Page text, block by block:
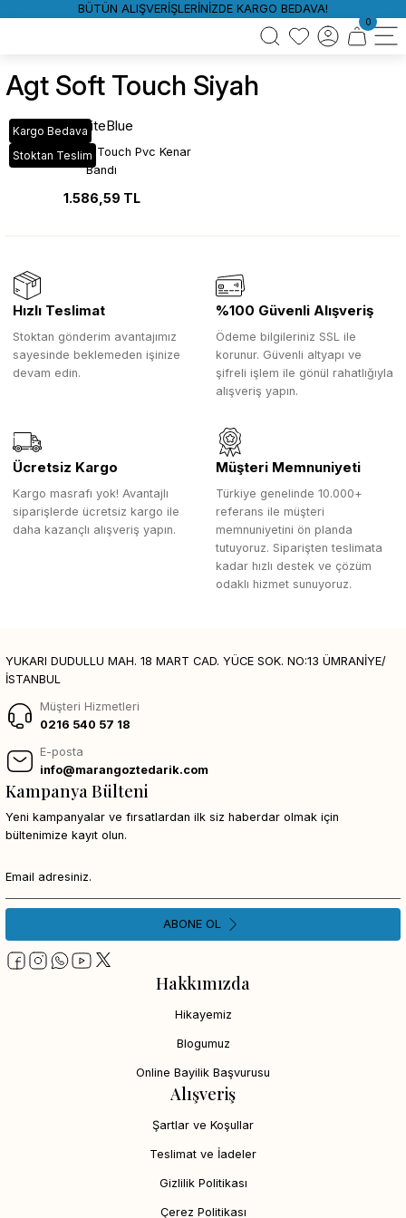
BÜTÜN ALIŞVERİŞLERİNİZDE KARGO BEDAVA!
0
Agt Soft Touch Siyah
Kargo Bedava
Stoktan Teslim
WhiteBlue
723 Siyah Soft Touch Pvc Kenar
Bandı
1.586,59 TL
Hızlı Teslimat
Stoktan gönderim avantajımız
sayesinde beklemeden işinize
devam edin.
%100 Güvenli Alışveriş
Ödeme bilgileriniz SSL ile
korunur. Güvenli altyapı ve
şifreli işlem ile gönül rahatlığıyla
alışveriş yapın.
Ücretsiz Kargo
Kargo masrafı yok! Avantajlı
siparişlerde ücretsiz kargo ile
daha kazançlı alışveriş yapın.
Müşteri Memnuniyeti
Türkiye genelinde 10.000+
referans ile müşteri
memnuniyetini ön planda
tutuyoruz. Siparişten teslimata
kadar hızlı destek ve çözüm
odaklı hizmet sunuyoruz.
YUKARI DUDULLU MAH. 18 MART CAD. YÜCE SOK. NO:13 ÜMRANİYE/
İSTANBUL
Müşteri Hizmetleri
0216 540 57 18
E-posta
info@marangoztedarik.com
Hakkımızda
Hikayemiz
Blogumuz
Online Bayilik Başvurusu
Alışveriş
Şartlar ve Koşullar
Teslimat ve İadeler
Gizlilik Politikası
Çerez Politikası
Kampanya Bülteni
Yeni kampanyalar ve fırsatlardan ilk siz haberdar olmak için
bültenimize kayıt olun.
ABONE OL